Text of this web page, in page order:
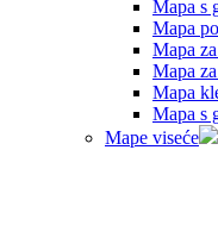
Mapa s
Mapa
Mapa
Mapa
Mapa
Mapa s
Mape viseće